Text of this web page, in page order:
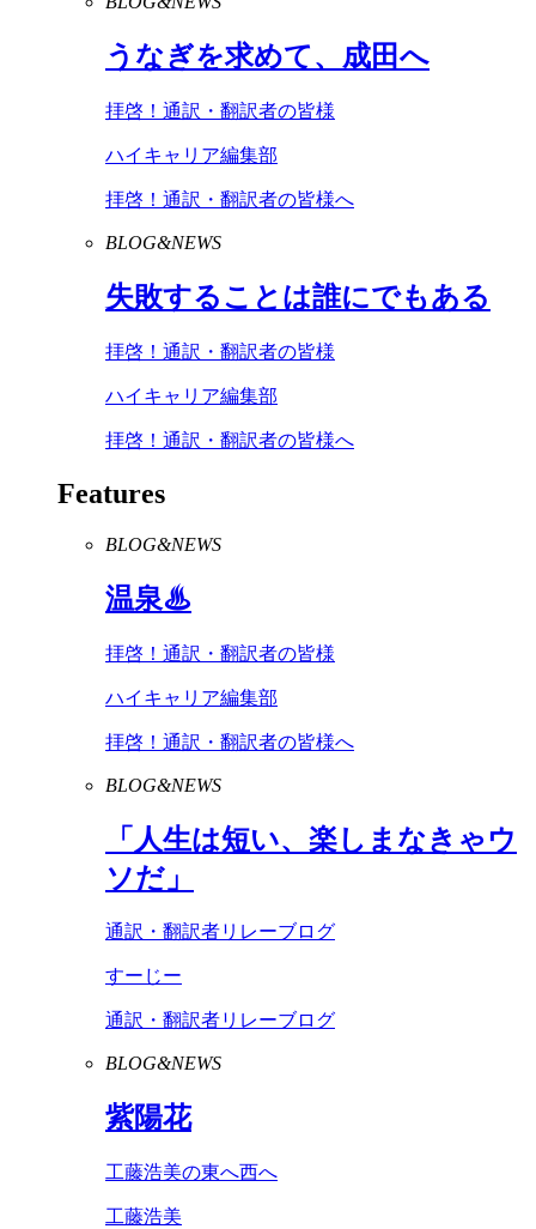
うなぎを求めて、成田へ
拝啓！通訳・翻訳者の皆様
ハイキャリア編集部
拝啓！通訳・翻訳者の皆様へ
BLOG&NEWS
失敗することは誰にでもある
拝啓！通訳・翻訳者の皆様
ハイキャリア編集部
拝啓！通訳・翻訳者の皆様へ
Features
BLOG&NEWS
温泉♨
拝啓！通訳・翻訳者の皆様
ハイキャリア編集部
拝啓！通訳・翻訳者の皆様へ
BLOG&NEWS
「人生は短い、楽しまなきゃウ
ソだ」
通訳・翻訳者リレーブログ
すーじー
通訳・翻訳者リレーブログ
BLOG&NEWS
紫陽花
工藤浩美の東へ西へ
工藤浩美